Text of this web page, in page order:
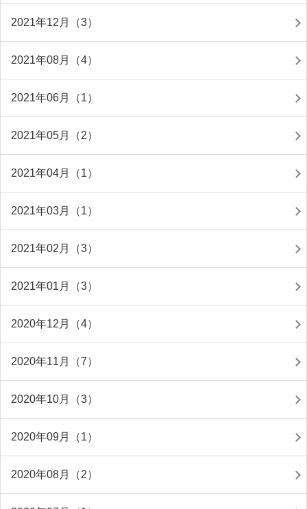
2021年12月（3）
2021年08月（4）
2021年06月（1）
2021年05月（2）
2021年04月（1）
2021年03月（1）
2021年02月（3）
2021年01月（3）
2020年12月（4）
2020年11月（7）
2020年10月（3）
2020年09月（1）
2020年08月（2）